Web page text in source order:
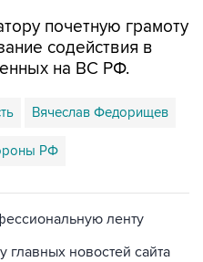
почетную грамоту
содействия в
на ВС РФ.
Вячеслав Федорищев
РФ
ленту
главных новостей сайта